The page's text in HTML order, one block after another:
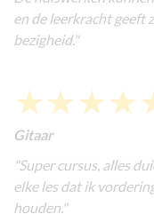
en de leerkracht geeft
bezigheid."
Gitaar
"Super cursus, alles
elke les dat ik
houden."